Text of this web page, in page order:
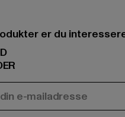
er du